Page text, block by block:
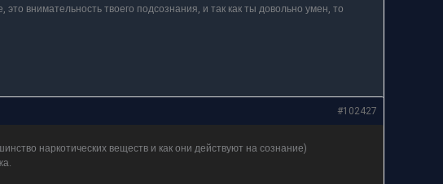
внимательность твоего подсознания, и так как ты довольно умен, то
#102427
наркотических веществ и как они действуют на сознание)